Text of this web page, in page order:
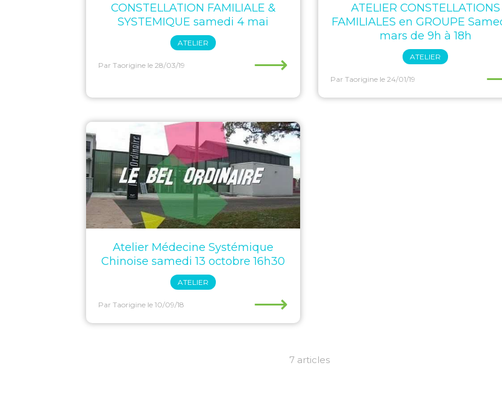
CONSTELLATION FAMILIALE &
SYSTEMIQUE samedi 4 mai
ATELIER
Par Taorigine le 28/03/19 ⟶
ATELIER CONSTELLATIONS
FAMILIALES en GROUPE
mars de 9h à 18h
ATELIER
Par Taorigine le 24/01/19
Atelier Médecine Systémique
Chinoise samedi 13 octobre 16h30
ATELIER
Par Taorigine le 10/09/18 ⟶
7 articles